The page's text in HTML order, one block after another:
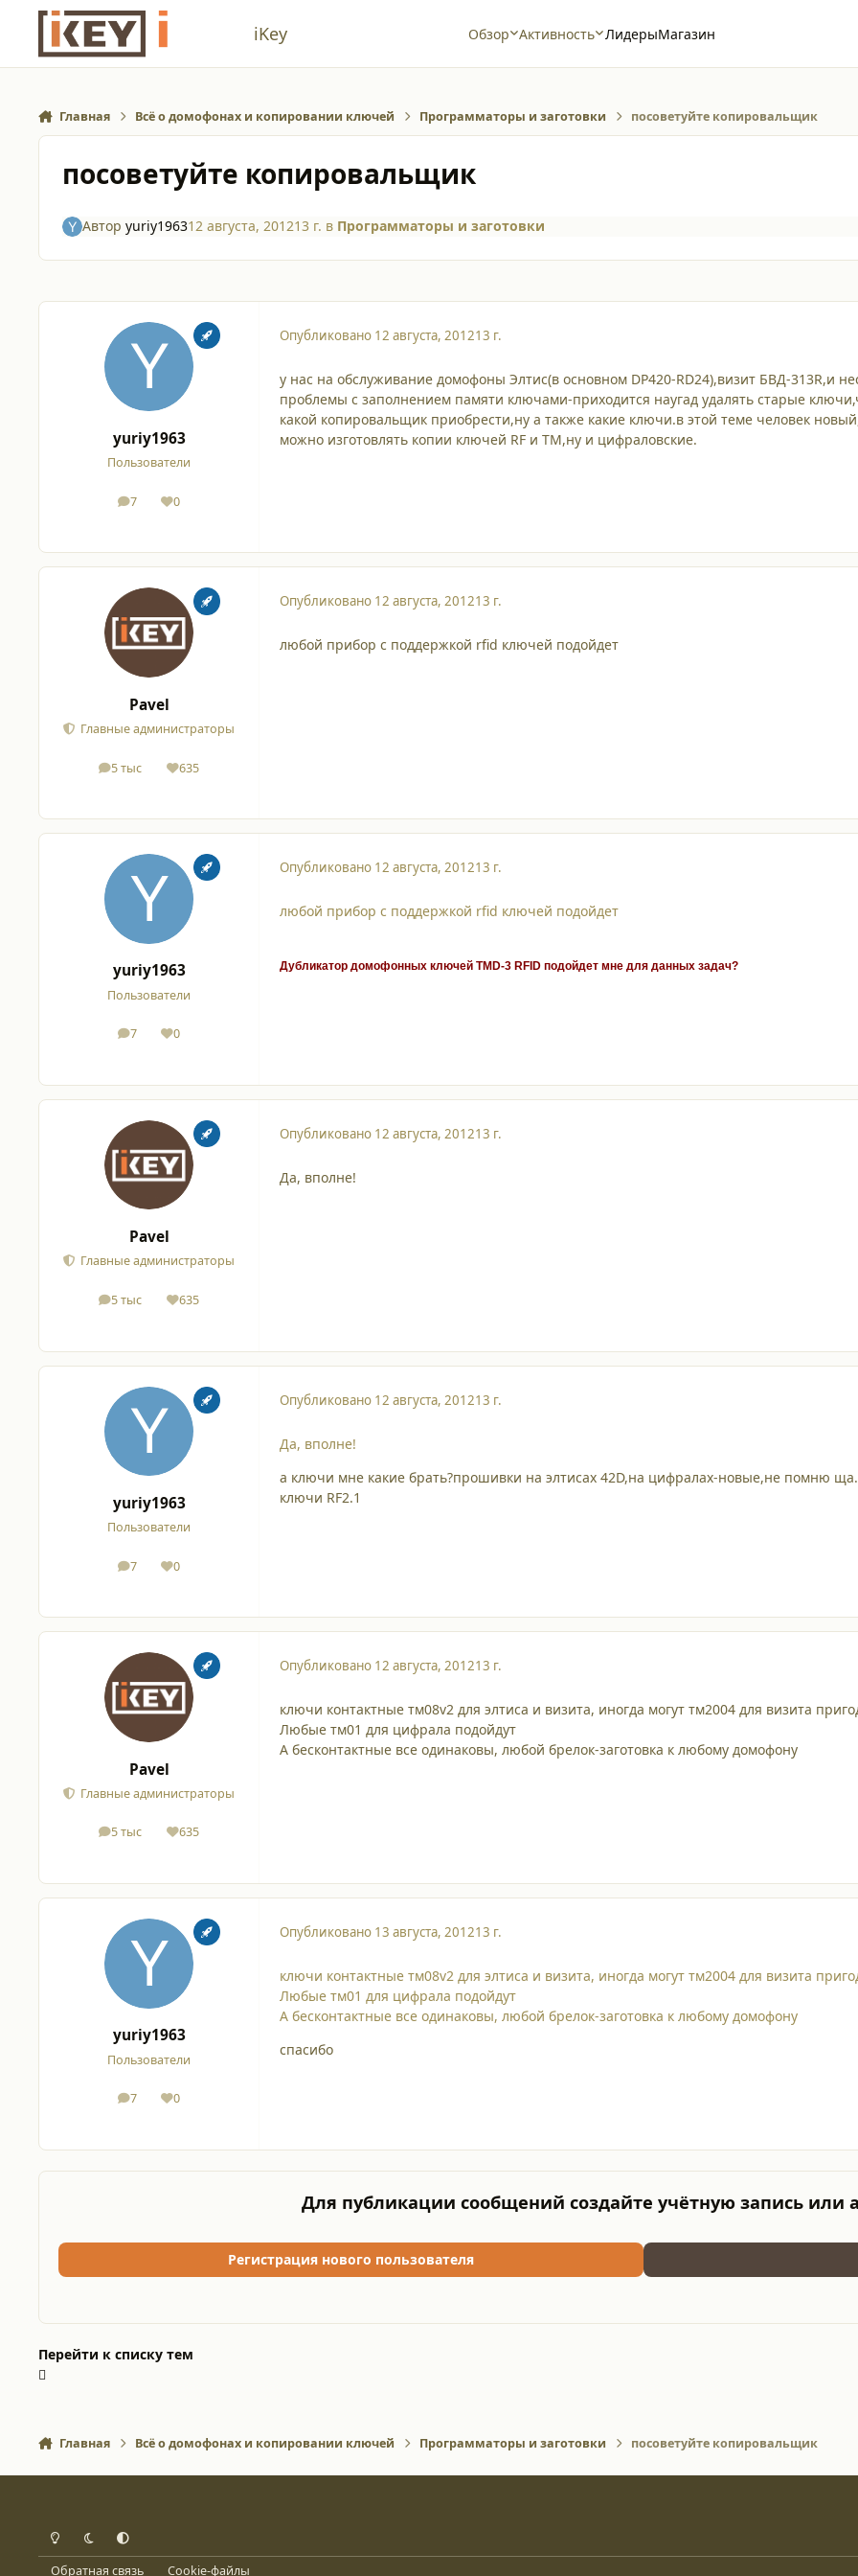
Перейти к содержанию
iKey Обзор Активность ЛидерыМагазин
Главная Всё о домофонах и копировании ключей Программаторы и заготовки посоветуйте копировальщик
посоветуйте копировальщик
Автор yuriy196312 августа, 201213 г. в Программаторы и заготовки
yuriy1963
Пользователи
7
сообщения
0
Репутация
Опубликовано 12 августа, 201213 г.
у нас на обслуживание домофоны Элтис(в основном DP420-RD24),визит БВД-313R,и
проблемы с заполнением памяти ключами-приходится наугад удалять старые
какой копировальщик приобрести,ну а также какие ключи.в этой теме человек
можно изготовлять копии ключей RF и ТМ,ну и цифраловские.
Pavel
Главные администраторы
5 тыс
сообщения635
Репутация
Опубликовано 12 августа, 201213 г.
любой прибор с поддержкой rfid ключей подойдет
yuriy1963
Пользователи
7
сообщения
0
Репутация
Опубликовано 12 августа, 201213 г.
любой прибор с поддержкой rfid ключей подойдет
Дубликатор домофонных ключей TMD-3 RFID подойдет мне для данных задач?
Pavel
Главные администраторы
5 тыс
сообщения635
Репутация
Опубликовано 12 августа, 201213 г.
Да, вполне!
yuriy1963
Пользователи
7
сообщения
0
Репутация
Опубликовано 12 августа, 201213 г.
Да, вполне!
а ключи мне какие брать?прошивки на элтисах 42D,на цифралах-новые,не помню
ключи RF2.1
Pavel
Главные администраторы
5 тыс
сообщения635
Репутация
Опубликовано 12 августа, 201213 г.
ключи контактные тм08v2 для элтиса и визита, иногда могут тм2004 для визита
Любые тм01 для цифрала подойдут
А бесконтактные все одинаковы, любой брелок-заготовка к любому домофону
yuriy1963
Пользователи
7
сообщения
0
Репутация
Опубликовано 13 августа, 201213 г.
ключи контактные тм08v2 для элтиса и визита, иногда могут тм2004 для визита
Любые тм01 для цифрала подойдут
А бесконтактные все одинаковы, любой брелок-заготовка к любому домофону
спасибо
Для публикации сообщений создайте учётную запись или
Регистрация нового пользователя
Перейти к списку тем
Главная Всё о домофонах и копировании ключей Программаторы и заготовки посоветуйте копировальщик
Light ModeDark ModeSystem Preference
Обратная связь Cookie-файлы